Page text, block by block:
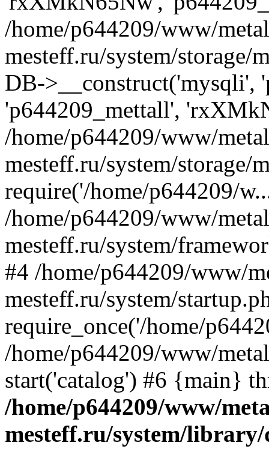
/home/p644209/www/
mesteff.ru/system/
DB->__construct('mysqli',
'p644209_mettall',
/home/p644209/www/
mesteff.ru/system/
require('/home/p644209/
/home/p644209/www/
mesteff.ru/system/
#4 /home/p644209/www/
mesteff.ru/system/
require_once('/home/
/home/p644209/www/
start('catalog') #6 {main}
/home/p644209/www/
mesteff.ru/system/